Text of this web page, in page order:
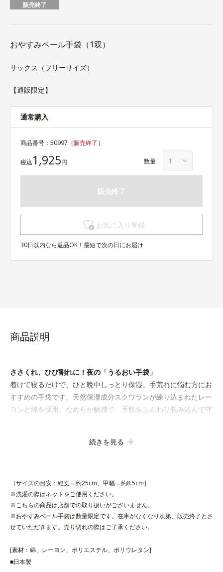
販売終了
おやすみベール手袋（1双）
サックス（フリーサイズ）
【通販限定】
通常購入
商品番号： 50997 ［販売終了］
税込1,925円 数量
販売終了
お気に入り登録
30日以内なら返品OK！最短で次の日にお届け
商品説明
ささくれ、ひび割れに！夜の「うるおい手袋」
着けて寝るだけで、ひと晩中しっとり保湿。手荒れに悩む方にお
すすめの手袋です。天然保湿成分スクワランが練り込まれたレー
ヨンと綿を採用。なめらか触感で、手肌をふんわり包み込んで守
続きを見る
［サイズの目安：総丈＝約25cm、甲幅＝約8.5cm］
※洗濯の際はネットをご使用ください。
※こちらの商品は店舗での取り扱いがございません。
※おやすみベール手袋は数量限定です。在庫がなくなり次第、販売終了とさ
せていただきます。売り切れの際はご了承ください。
[素材：綿、レーヨン、ポリエステル、ポリウレタン]
■日本製